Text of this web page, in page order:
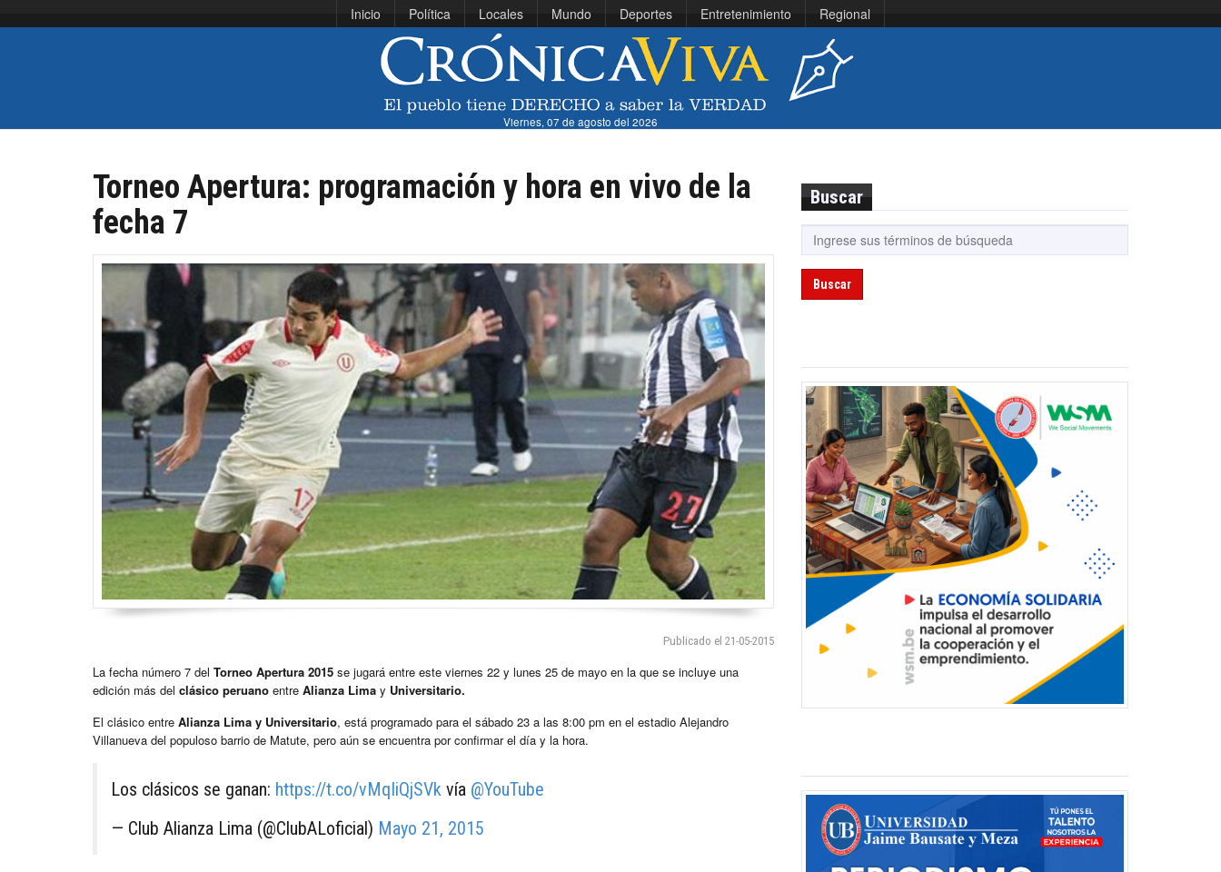
Inicio Política Locales Mundo Deportes Entretenimiento Regional
Viernes, 07 de agosto del 2026
Torneo Apertura: programación y hora en vivo de la
fecha 7
Publicado el 21-05-2015
La fecha número 7 del Torneo Apertura 2015 se jugará entre este viernes 22 y lunes 25 de mayo en la que se incluye una
edición más del clásico peruano entre Alianza Lima y Universitario.
El clásico entre Alianza Lima y Universitario, está programado para el sábado 23 a las 8:00 pm en el estadio Alejandro
Villanueva del populoso barrio de Matute, pero aún se encuentra por confirmar el día y la hora.
Los clásicos se ganan: https://t.co/vMqIiQjSVk vía @YouTube
— Club Alianza Lima (@ClubALoficial) Mayo 21, 2015
Buscar
Buscar